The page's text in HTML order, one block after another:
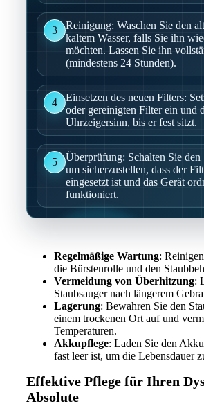
3
Reinigung: Waschen Sie den
kaltem Wasser, falls Sie ihn
möchten. Lassen Sie ihn
(mindestens 24 Stunden).
4
Einsetzen des neuen Filters:
oder gereinigten Filter ein und
Uhrzeigersinn, bis er fest sitzt.
5
Überprüfung: Schalten Sie den
um sicherzustellen, dass der
eingesetzt ist und das Gerät
funktioniert.
Regelmäßige Wartung:
die Bürstenrolle und den
Vermeidung von Überhitzung:
Staubsauger nach längerem
Lagerung: Bewahren Sie den
einem trockenen Ort auf und
Temperaturen.
Akkupflege: Laden Sie den
fast leer ist, um die Lebensdauer
Effektive Pflege für Ihren
Absolute